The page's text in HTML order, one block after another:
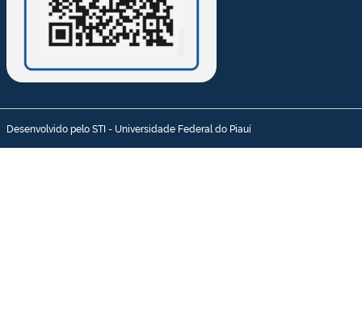
Desenvolvido pelo STI - Universidade Federal do Piauí